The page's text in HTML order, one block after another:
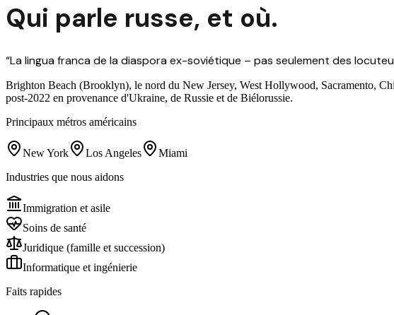
Qui parle russe, et où.
“La lingua franca de la diaspora ex-soviétique – pas seulement des
Brighton Beach (Brooklyn), le nord du New Jersey, West Hollywood, Sacramento,
post-2022 en provenance d'Ukraine, de Russie et de Biélorussie.
Principaux métros américains
New York Los Angeles
Miami
Industries que nous aidons
Immigration et asile
Soins de santé
Juridique (famille et succession)
Informatique et ingénierie
Faits rapides